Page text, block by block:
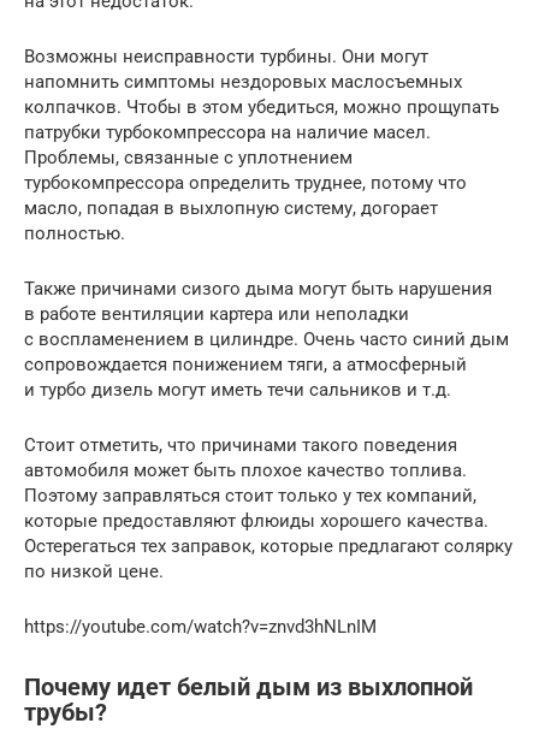
Возможны неисправности турбины. Они могут
напомнить симптомы нездоровых маслосъемных
колпачков. Чтобы в этом убедиться, можно прощупать
патрубки турбокомпрессора на наличие масел.
Проблемы, связанные с уплотнением
турбокомпрессора определить труднее, потому что
масло, попадая в выхлопную систему, догорает
полностью.
Также причинами сизого дыма могут быть нарушения
в работе вентиляции картера или неполадки
с воспламенением в цилиндре. Очень часто синий дым
сопровождается понижением тяги, а атмосферный
и турбо дизель могут иметь течи сальников и т.д.
Стоит отметить, что причинами такого поведения
автомобиля может быть плохое качество топлива.
Поэтому заправляться стоит только у тех компаний,
которые предоставляют флюиды хорошего качества.
Остерегаться тех заправок, которые предлагают солярку
по низкой цене.
https://youtube.com/watch?v=znvd3hNLnIM
Почему идет белый дым из выхлопной
трубы?